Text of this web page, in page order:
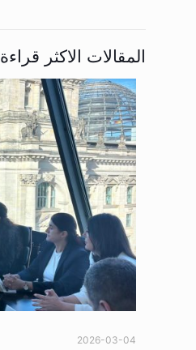
المقالات الاكثر قراءة
2026-03-04